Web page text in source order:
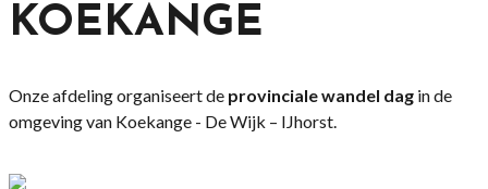
KOEKANGE
Onze afdeling organiseert de provinciale wandel dag in de
omgeving van Koekange - De Wijk – IJhorst.